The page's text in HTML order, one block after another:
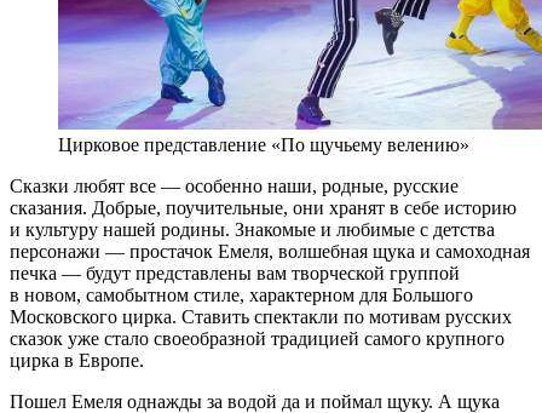
Цирковое представление «По щучьему велению»
Сказки любят все — особенно наши, родные, русские
сказания. Добрые, поучительные, они хранят в себе историю
и культуру нашей родины. Знакомые и любимые с детства
персонажи — простачок Емеля, волшебная щука и самоходная
печка — будут представлены вам творческой группой
в новом, самобытном стиле, характерном для Большого
Московского цирка. Ставить спектакли по мотивам русских
сказок уже стало своеобразной традицией самого крупного
цирка в Европе.
Пошел Емеля однажды за водой да и поймал щуку. А щука